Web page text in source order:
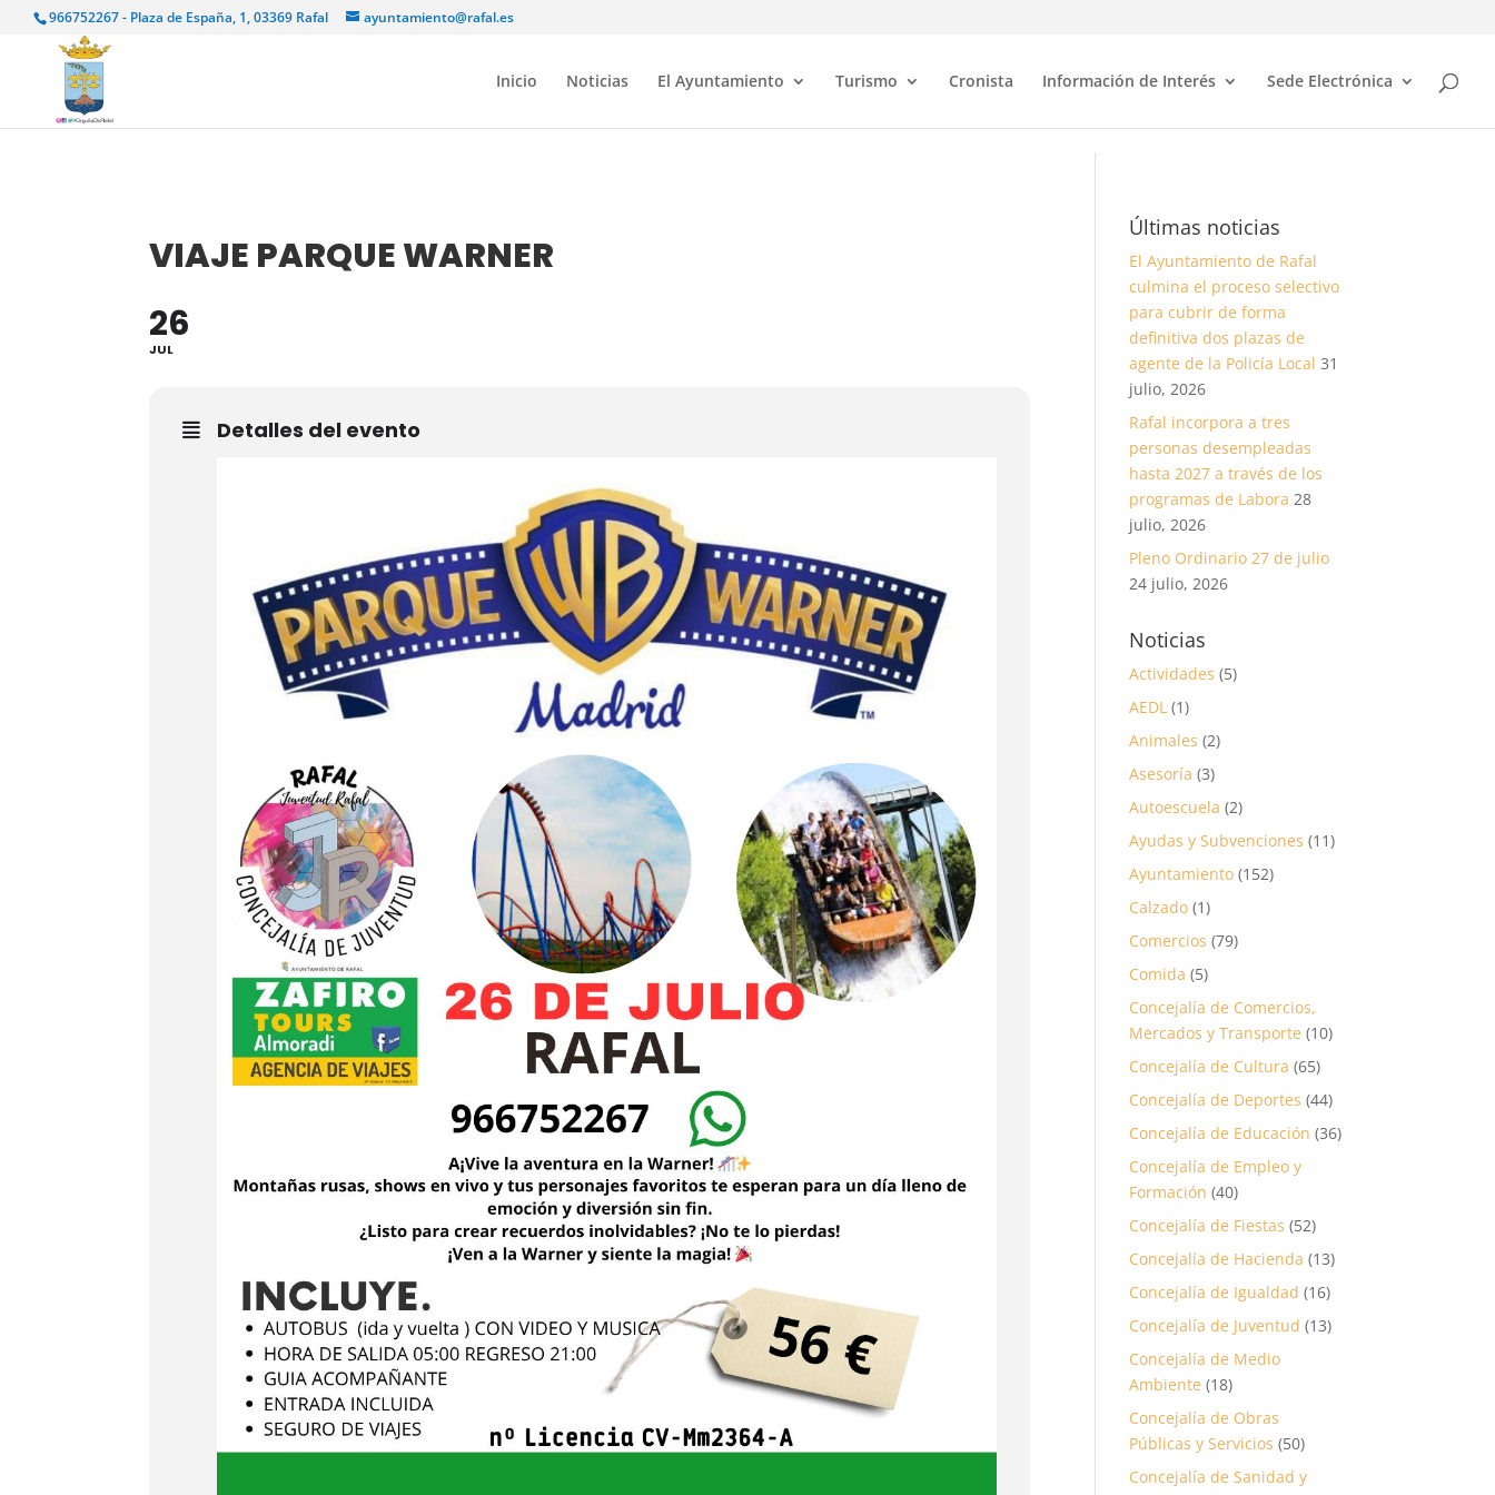
966752267 - Plaza de España, 1, 03369 Rafal ayuntamiento@rafal.es
Inicio Noticias El Ayuntamiento Turismo Cronista Información de Interés Sede Electrónica
VIAJE PARQUE WARNER
26
JUL
Detalles del evento
Últimas noticias
El Ayuntamiento de Rafal
culmina el proceso selectivo
para cubrir de forma
definitiva dos plazas de
agente de la Policía Local 31
julio, 2026
Rafal incorpora a tres
personas desempleadas
hasta 2027 a través de los
programas de Labora 28
julio, 2026
Pleno Ordinario 27 de julio
24 julio, 2026
Noticias
Actividades (5)
AEDL (1)
Animales (2)
Asesoría (3)
Autoescuela (2)
Ayudas y Subvenciones (11)
Ayuntamiento (152)
Calzado (1)
Comercios (79)
Comida (5)
Concejalía de Comercios,
Mercados y Transporte (10)
Concejalía de Cultura (65)
Concejalía de Deportes (44)
Concejalía de Educación (36)
Concejalía de Empleo y
Formación (40)
Concejalía de Fiestas (52)
Concejalía de Hacienda (13)
Concejalía de Igualdad (16)
Concejalía de Juventud (13)
Concejalía de Medio
Ambiente (18)
Concejalía de Obras
Públicas y Servicios (50)
Concejalía de Sanidad y